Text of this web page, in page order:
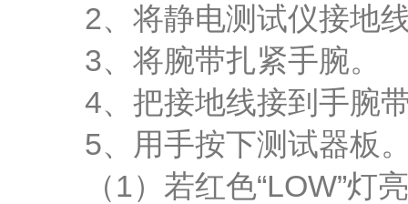
2、将静电测试仪接地线
3、将腕带扎紧手腕。
4、把接地线接到手腕
5、用手按下测试器板。
（1）若红色“LOW”灯亮